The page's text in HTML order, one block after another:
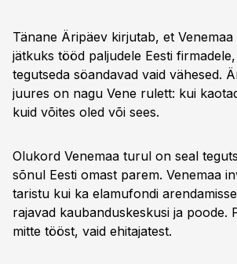
Tänane Äripäev kirjutab, et
jätkuks tööd paljudele Eesti
tegutseda söandavad vaid vähesed.
juures on nagu Vene rulett: kui
kuid võites oled või sees.
Olukord Venemaa turul on seal
sõnul Eesti omast parem. Venemaa
taristu kui ka elamufondi
rajavad kaubanduskeskusi ja poode.
mitte tööst, vaid ehitajatest.